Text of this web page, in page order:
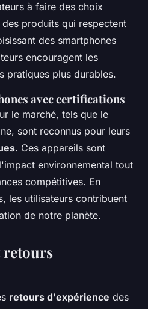
à faire des choix
produits qui respectent
des smartphones
encouragent les
pratiques plus durables.
avec certifications
le marché, tels que le
sont reconnus pour leurs
. Ces appareils sont
environnemental tout
compétitives. En
les utilisateurs contribuent
de notre planète.
retours
retours d'expérience des